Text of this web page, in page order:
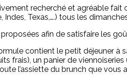
recherché et agréable
Texas,….) tous les
afin de satisfaire les
contient le petit déjeuner à
frais), un panier de
l’assiette du brunch que vous